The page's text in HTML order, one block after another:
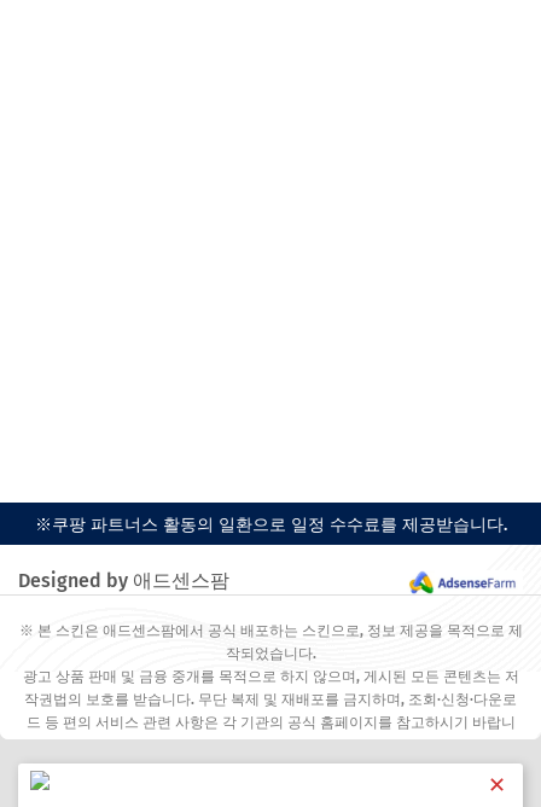
※쿠팡 파트너스 활동의 일환으로 일정 수수료를 제공받습니다.
Designed by 애드센스팜
※ 본 스킨은 애드센스팜에서 공식 배포하는 스킨으로, 정보 제공을 목적으로 제
작되었습니다.
광고 상품 판매 및 금융 중개를 목적으로 하지 않으며, 게시된 모든 콘텐츠는 저
작권법의 보호를 받습니다. 무단 복제 및 재배포를 금지하며, 조회·신청·다운로
드 등 편의 서비스 관련 사항은 각 기관의 공식 홈페이지를 참고하시기 바랍니
✕